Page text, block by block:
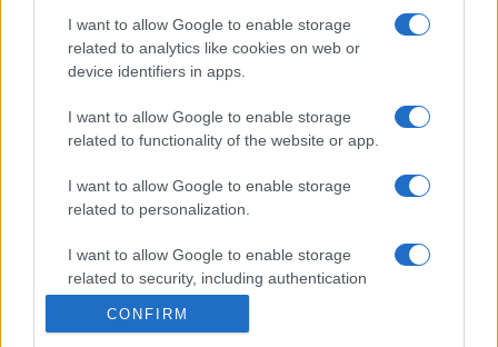
I want to allow Google to enable storage
related to analytics like cookies on web or
device identifiers in apps.
I want to allow Google to enable storage
related to functionality of the website or app.
I want to allow Google to enable storage
related to personalization.
I want to allow Google to enable storage
related to security, including authentication
functionality and fraud prevention, and other
user protection.
CONFIRM
mentettek a sásdi tűzoltók
Mit lát és mit lát nem a VÉDA?